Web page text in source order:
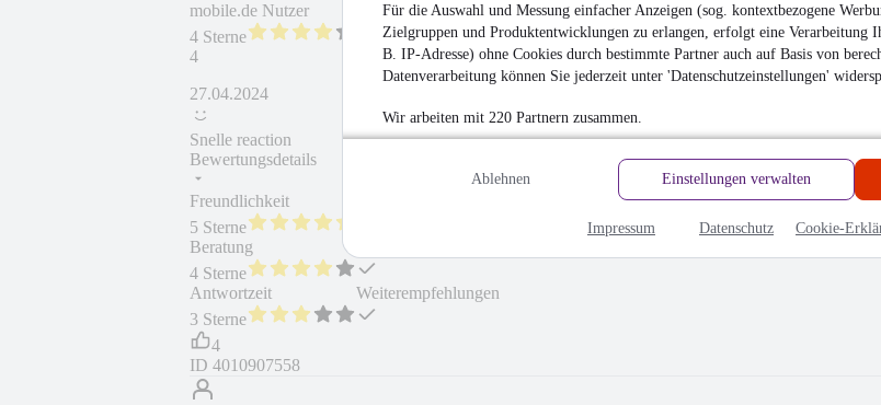
Für die Auswahl und Messung einfacher Anzeigen (sog. kontextbezogene
Zielgruppen und Produktentwicklungen zu erlangen, erfolgt eine Verarbeitung
B. IP-Adresse) ohne Cookies durch bestimmte Partner auch auf Basis von
Datenverarbeitung können Sie jederzeit unter 'Datenschutzeinstellungen'
Wir arbeiten mit 220 Partnern zusammen.
Ablehnen Einstellungen verwalten
Impressum Datenschutz Cookie-
mobile.de Nutzer
4 Sterne
4
27.04.2024
Snelle reaction
Bewertungsdetails
Freundlichkeit
5 Sterne
Beratung
4 Sterne
Antwortzeit
3 Sterne
Weiterempfehlungen
4
ID 4010907558